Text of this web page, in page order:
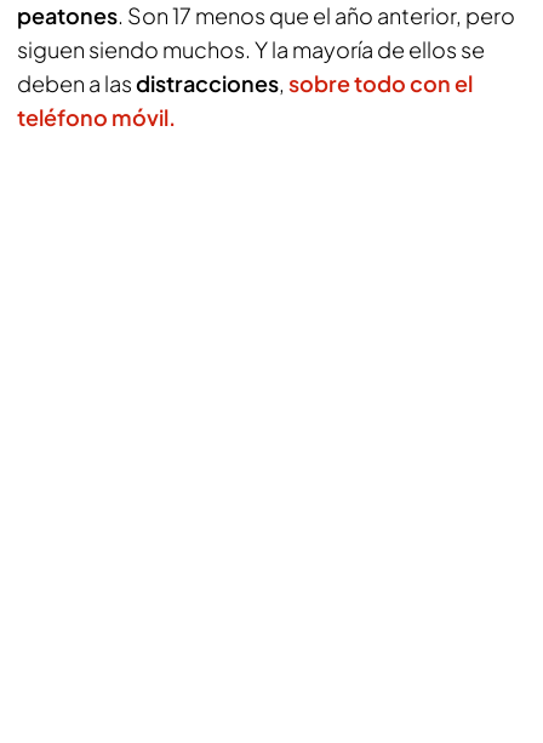
peatones. Son 17 menos que el año anterior, pero
siguen siendo muchos. Y la mayoría de ellos se
deben a lasdistracciones, sobre todo con el
teléfono móvil.